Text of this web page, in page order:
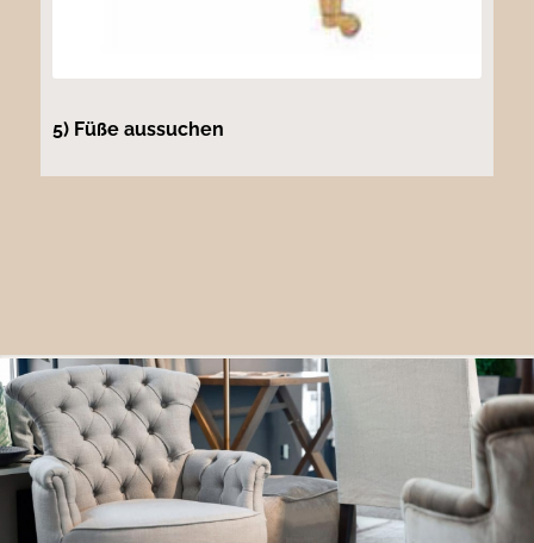
5) Füße aussuchen